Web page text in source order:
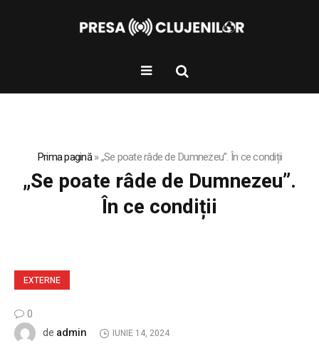
Prima pagină»„Se poate râde de Dumnezeu”. În ce condiții
„Se poate râde de Dumnezeu”.
În ce condiții
EXTERNE
0
de admin IUNIE 14, 2024